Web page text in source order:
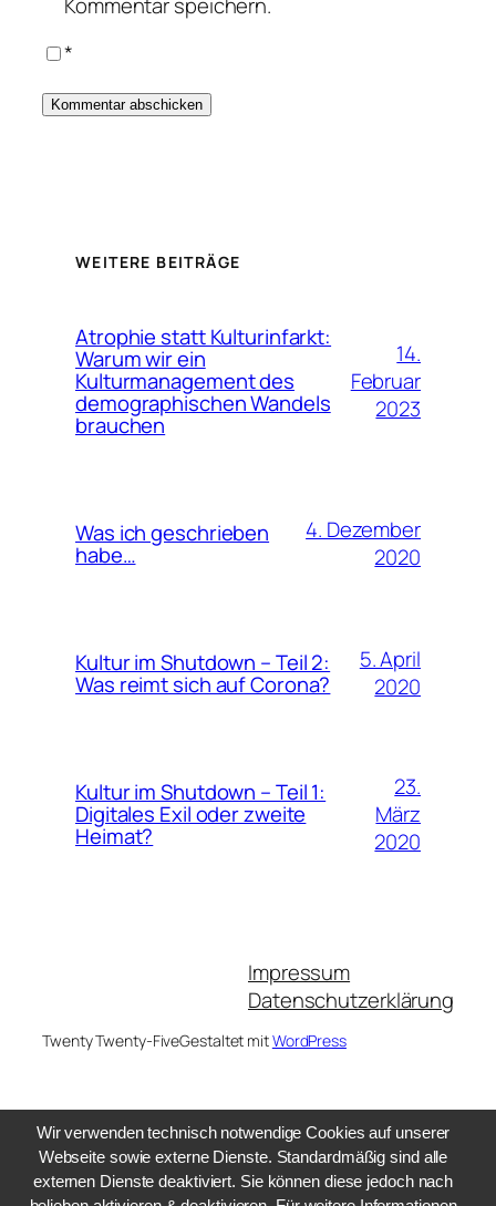
*
WEITERE BEITRÄGE
Atrophie statt Kulturinfarkt:
Warum wir ein
Kulturmanagement des
demographischen Wandels
brauchen
14.
Februar
2023
Was ich geschrieben
habe…
4. Dezember
2020
Kultur im Shutdown – Teil 2:
Was reimt sich auf Corona?
5. April
2020
Kultur im Shutdown – Teil 1:
Digitales Exil oder zweite
Heimat?
23.
März
2020
Impressum
Datenschutzerklärung
Twenty Twenty-FiveGestaltet mitWordPress
Wir verwenden technisch notwendige Cookies auf unserer
Webseite sowie externe Dienste. Standardmäßig sind alle
externen Dienste deaktiviert. Sie können diese jedoch nach